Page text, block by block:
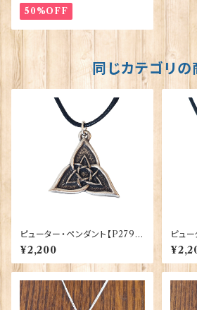
50%OFF
同じカテゴリの
ピューター・ペンダント【P279】
30145-P279
¥2,200
ピュー